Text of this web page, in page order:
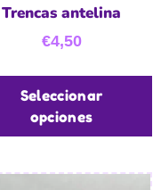
Trencas antelina
€4,50
Seleccionar
opciones